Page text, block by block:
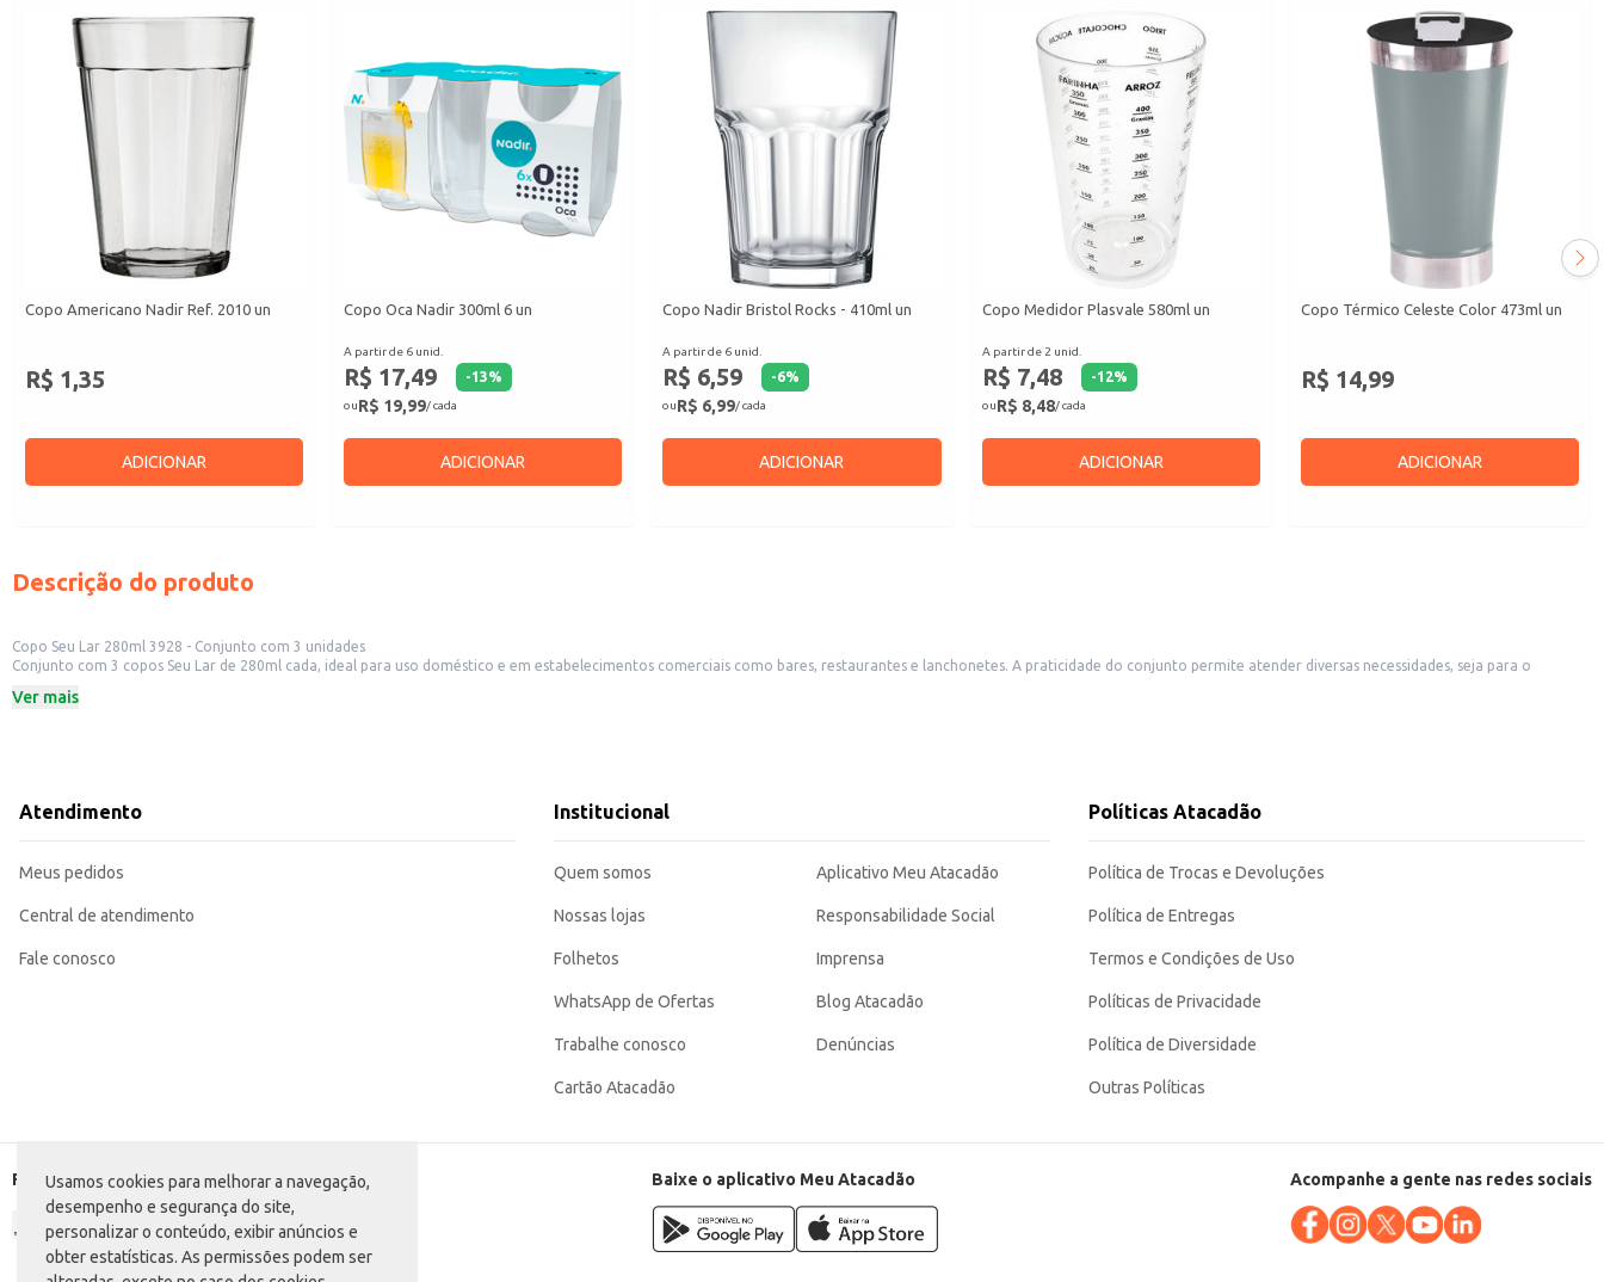
Usamos cookies para melhorar a navegação,
desempenho e segurança do site,
personalizar o conteúdo, exibir anúncios e
obter estatísticas. As permissões podem ser
Copo Americano Nadir Ref. 2010 un
R$ 1,35
ADICIONAR
Copo Oca Nadir 300ml 6 un
A partir de 6 unid.
R$ 17,49 -13%
ouR$ 19,99/ cada
ADICIONAR
Copo Nadir Bristol Rocks - 410ml un
A partir de 6 unid.
R$ 6,59 -6%
ouR$ 6,99/ cada
ADICIONAR
Copo Medidor Plasvale 580ml un
A partir de 2 unid.
R$ 7,48 -12%
ouR$ 8,48/ cada
ADICIONAR
Copo Térmico Celeste Color 473ml un
R$ 14,99
ADICIONAR
Descrição do produto
Copo Seu Lar 280ml 3928 - Conjunto com 3 unidades
Conjunto com 3 copos Seu Lar de 280ml cada, ideal para uso doméstico e em estabelecimentos comerciais como bares, restaurantes e lanchonetes. A praticidade do conjunto permite atender diversas necessidades, seja para o
Capacidade: 280ml por copo
Perfeito para uso em casa, em festas e eventos.
Ideal para estabelecimentos comerciais que buscam praticidade e economia.
você busca.
Ver mais
Atendimento
Meus pedidos
Central de atendimento
Fale conosco
Institucional
Quem somos
Nossas lojas
Folhetos
WhatsApp de Ofertas
Trabalhe conosco
Cartão Atacadão
Aplicativo Meu Atacadão
Responsabilidade Social
Imprensa
Blog Atacadão
Denúncias
Políticas Atacadão
Política de Trocas e Devoluções
Política de Entregas
Termos e Condições de Uso
Políticas de Privacidade
Política de Diversidade
Outras Políticas
Formas de pagamento Baixe o aplicativo Meu Atacadão Acompanhe a gente nas redes sociais